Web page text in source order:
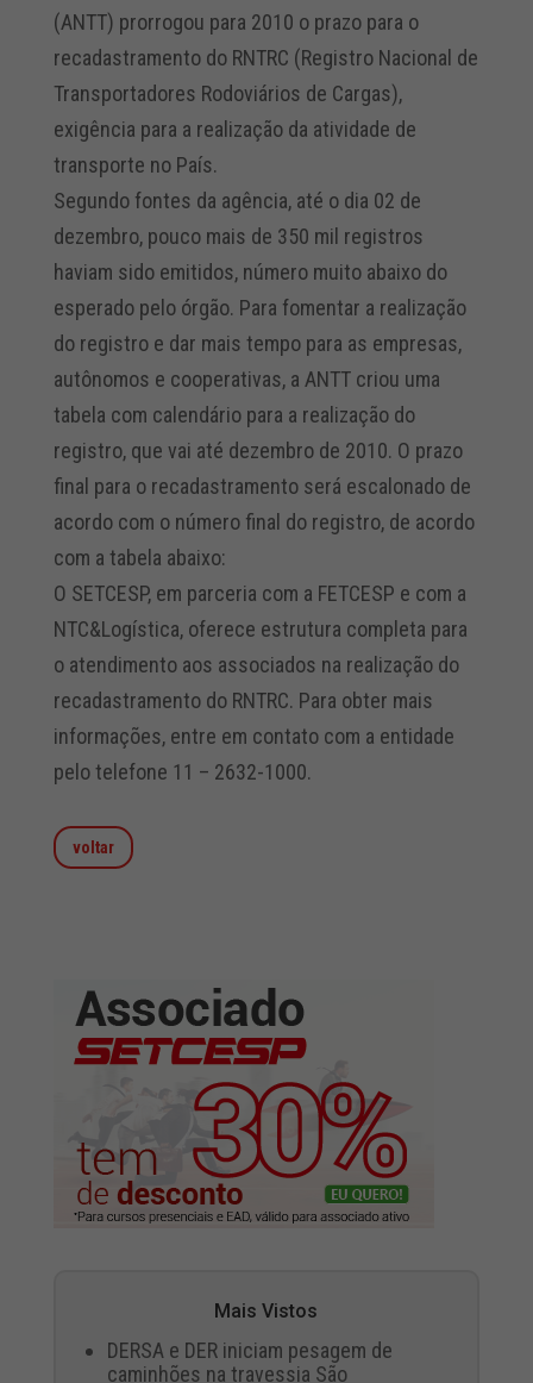
(ANTT) prorrogou para 2010 o prazo para o
recadastramento do RNTRC (Registro Nacional de
Transportadores Rodoviários de Cargas),
exigência para a realização da atividade de
transporte no País.
Segundo fontes da agência, até o dia 02 de
dezembro, pouco mais de 350 mil registros
haviam sido emitidos, número muito abaixo do
esperado pelo órgão. Para fomentar a realização
do registro e dar mais tempo para as empresas,
autônomos e cooperativas, a ANTT criou uma
tabela com calendário para a realização do
registro, que vai até dezembro de 2010. O prazo
final para o recadastramento será escalonado de
acordo com o número final do registro, de acordo
com a tabela abaixo:
O SETCESP, em parceria com a FETCESP e com a
NTC&Logística, oferece estrutura completa para
o atendimento aos associados na realização do
recadastramento do RNTRC. Para obter mais
informações, entre em contato com a entidade
pelo telefone 11 – 2632-1000.
voltar
Mais Vistos
DERSA e DER iniciam pesagem de
caminhões na travessia São